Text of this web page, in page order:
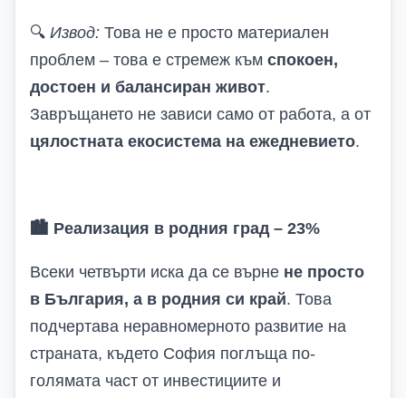
🔍 Извод: Това не е просто материален
проблем – това е стремеж към спокоен,
достоен и балансиран живот.
Завръщането не зависи само от работа, а от
цялостната екосистема на ежедневието.
🏙 Реализация в родния град – 23%
Всеки четвърти иска да се върне не просто
в България, а в родния си край. Това
подчертава неравномерното развитие на
страната, където София поглъща по-
голямата част от инвестициите и